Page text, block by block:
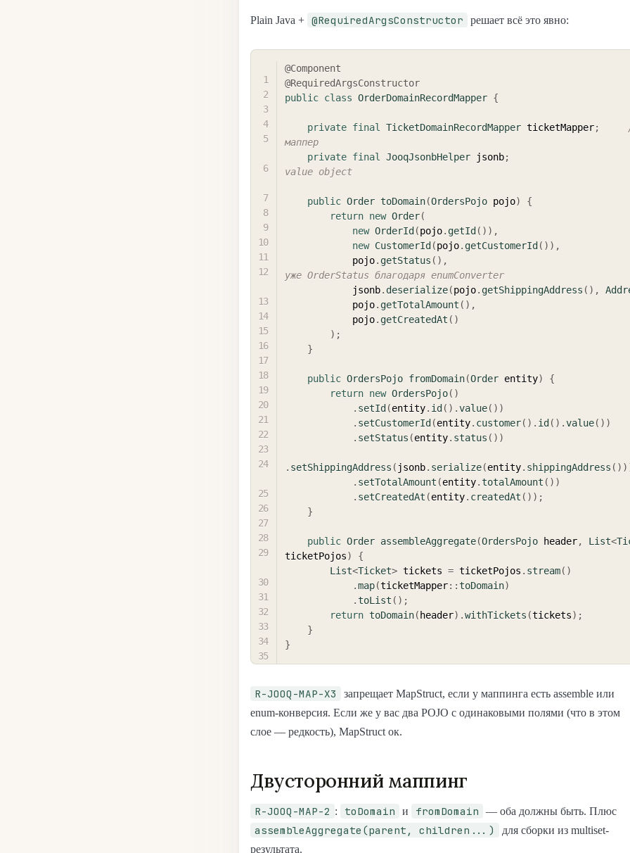
Plain Java + @RequiredArgsConstructor решает всё это явно:
@Component
@RequiredArgsConstructor
public class OrderDomainRecordMapper {
private final TicketDomainRecordMapper ticketMapper;
маппер
private final JooqJsonbHelper jsonb;
value object
public Order toDomain(OrdersPojo pojo)
{
return new Order(
new OrderId (pojo. getId ( ) ) ,
new CustomerId (pojo. getCustomerId ( ) ) ,
            pojo
. getStatus ( ) ,
уже OrderStatus благодаря enumConverter
            jsonb
. deserialize(pojo. getShippingAddress ( ) ,
            pojo
. getTotalAmount ( ) ,
            pojo
. getCreatedAt ( )
) ;
}
public OrdersPojo fromDomain(Order entity)
{
return new OrdersPojo( )
. setId (entity. id ( ) .value( ) )
. setCustomerId (entity. customer( ) . id ( ) .value( ) )
. setStatus (entity. status ( ) )
. setShippingAddress ( jsonb. serialize(entity. shippingAddress ( ) )
. setTotalAmount (entity.totalAmount ( ) )
. setCreatedAt (entity. createdAt ( ) ) ;
}
public Order assembleAggregate(OrdersPojo header, List<
ticketPojos)
{
List<Ticket> tickets = ticketPojos . stream( )
.map(ticketMapper::toDomain)
.toList ( ) ;
return toDomain( header) .withTickets (tickets) ;
}
}
R-JOOQ-MAP-X3
запрещает MapStruct, если у маппинга есть assemble или
enum-конверсия. Если же у вас два POJO с одинаковыми полями (что в этом
слое — редкость), MapStruct ок.
Двусторонний маппинг
R-JOOQ-MAP-2 : toDomain и fromDomain — оба должны быть. Плюс
assembleAggregate(parent, children...)
для сборки из multiset-
результата.